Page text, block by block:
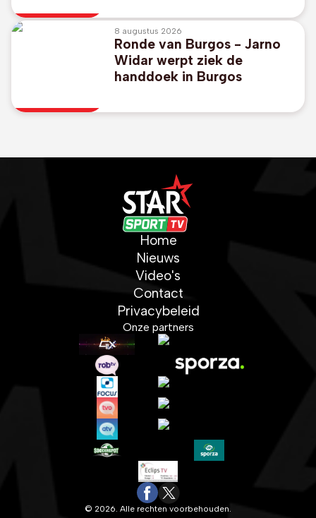
8 augustus 2026
Ronde van Burgos - Jarno
Widar werpt ziek de
handdoek in Burgos
Home
Nieuws
Video's
Contact
Privacybeleid
Onze partners
© 2026. Alle rechten voorbehouden.